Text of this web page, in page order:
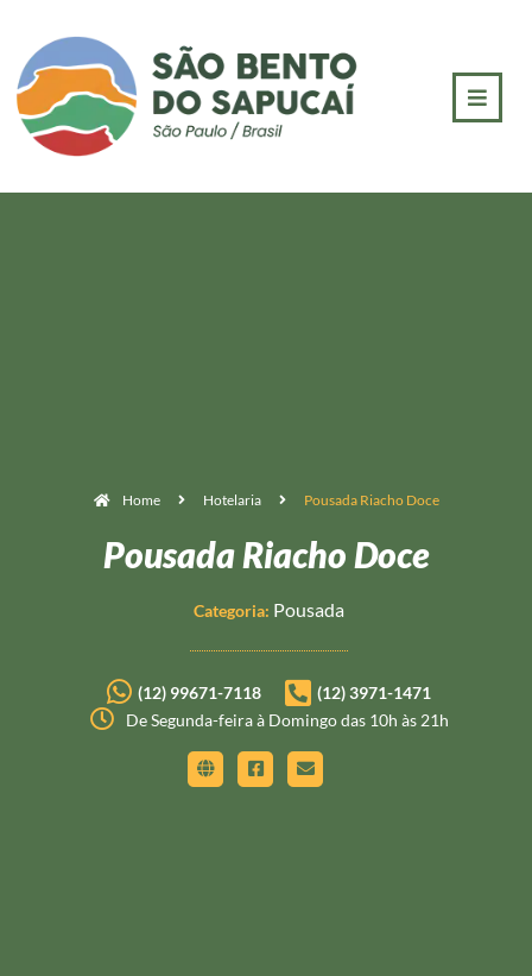
Home Hotelaria Pousada Riacho Doce
Pousada Riacho Doce
Categoria: Pousada
(12) 99671-7118
(12) 3971-1471
De Segunda-feira à Domingo das 10h às 21h